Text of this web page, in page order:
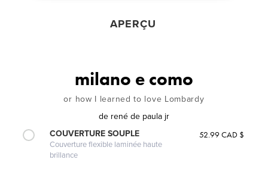
APERÇU
milano e como
or how I learned to love Lombardy
de rené de paula jr
COUVERTURE SOUPLE
Couverture flexible laminée haute
brillance
52.99 CAD $